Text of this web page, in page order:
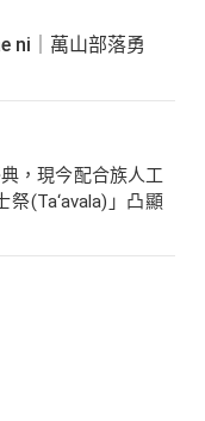
ni｜萬山部落勇
，現今配合族人工
(Ta‘avala)」凸顯